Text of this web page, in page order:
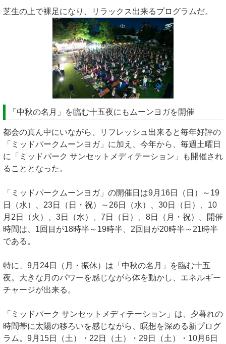
芝生の上で裸足になり、リラックス出来るプログラムだ。
「中秋の名月」を臨む十五夜にもムーンヨガを開催
都会の真ん中にいながら、リフレッシュ出来ると毎年好評の
「ミッドパークムーンヨガ」に加え、今年から、毎週土曜日
に「ミッドパーク サンセットメディテーション」も開催され
ることとなった。
「ミッドパークムーンヨガ」の開催日は9月16日（日）～19
日（水）、23日（日・祝）～26日（水）、30日（日）、10
月2日（火）、3日（水）、7日（日）、8日（月・祝）。開催
時間は、1回目が18時半～19時半、2回目が20時半～21時半
である。
特に、9月24日（月・振休）は「中秋の名月」を臨む十五
夜。大きな月のパワーを感じながら体を動かし、エネルギー
チャージが出来る。
「ミッドパーク サンセットメディテーション」は、夕暮れの
時間帯に太陽の移ろいを感じながら、瞑想を深める新プログ
ラム。9月15日（土）・22日（土）・29日（土）・10月6日